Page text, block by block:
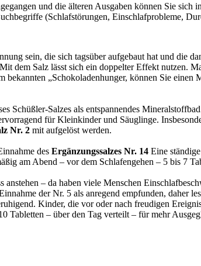
und die älteren Ausgaben können Sie sich
(Schlafstörungen, Einschlafprobleme,
sein, die sich tagsüber aufgebaut hat und die
dem Salz lässt sich ein doppelter Effekt nutzen.
bekannten „Schokoladenhunger, können Sie
Schüßler-Salzes als entspannendes
für Kleinkinder und Säuglinge.
Nr. 2 mit aufgelöst werden.
des Ergänzungssalzes Nr. 14 Eine
am Abend – vor dem Schlafengehen – 5 bis 7
– da haben viele Menschen
der Nr. 5 als anregend empfunden, daher
Kinder, die vor oder nach freudigen
Tabletten – über den Tag verteilt – für mehr